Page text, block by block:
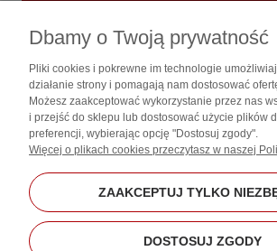
Zakupy
Pomoc
Dbamy o Twoją prywatność
Pliki cookies i pokrewne im technologie
działanie strony i pomagają nam dostosować
Możesz zaakceptować wykorzystanie przez nas
i przejść do sklepu lub dostosować użycie plików
preferencji, wybierając opcję "Dostosuj zgody".
Więcej o plikach cookies przeczytasz w naszej
ZAAKCEPTUJ TYLKO
DOSTOSUJ ZGODY